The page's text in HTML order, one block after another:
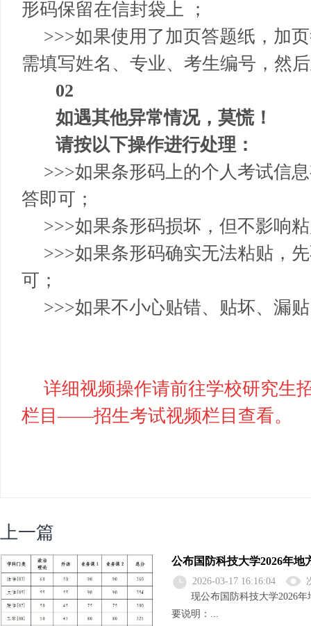
形码保留在信封袋上 ；
>>>如果使用了加页答题纸，加
需填写姓名、专业、考生编号，然
02
如遇其他异常情况，莫慌！
请按以下操作进行处理：
>>>如果条形码上的个人考试信
答即可；
>>>如果条形码损坏，但不影响
>>>如果条形码确实无法粘贴，
可；
>>>如果不小心贴错、贴坏、漏
详细视频操作请前往学校研究
栏目——招生考试视频栏目查看。
上一篇
公布国防科技大学2026年
2026-03-17 16:16:04
现公布国防科技大学2026年
要说明：...